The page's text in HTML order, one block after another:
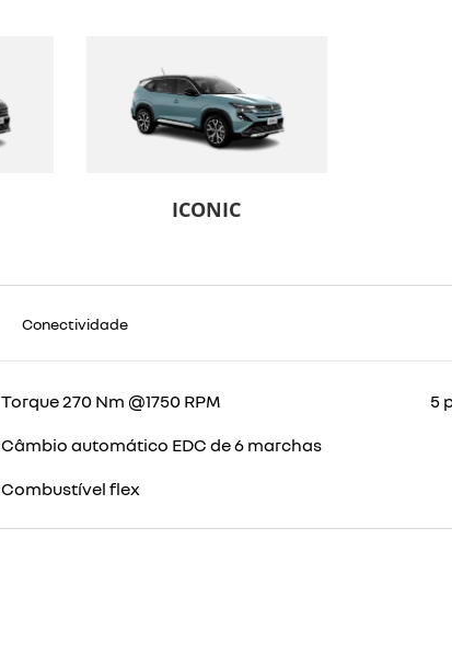
ICONIC
Conectividade
Torque 270 Nm @1750 RPM
Câmbio automático EDC de 6 marchas
Combustível flex
5